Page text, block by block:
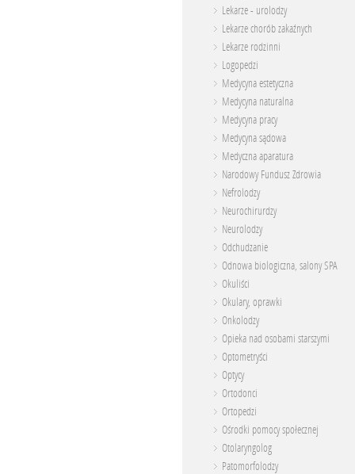
Lekarze - urolodzy
Lekarze chorób zakaźnych
Lekarze rodzinni
Logopedzi
Medycyna estetyczna
Medycyna naturalna
Medycyna pracy
Medycyna sądowa
Medyczna aparatura
Narodowy Fundusz Zdrowia
Nefrolodzy
Neurochirurdzy
Neurolodzy
Odchudzanie
Odnowa biologiczna, salony SPA
Okuliści
Okulary, oprawki
Onkolodzy
Opieka nad osobami starszymi
Optometryści
Optycy
Ortodonci
Ortopedzi
Ośrodki pomocy społecznej
Otolaryngolog
Patomorfolodzy